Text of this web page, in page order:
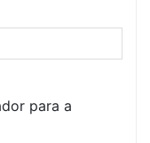
para a